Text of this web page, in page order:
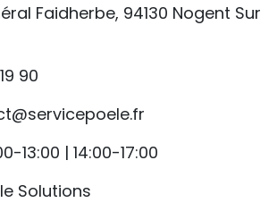
Faidherbe, 94130 Nogent Sur
90
13:00 | 14:00-17:00
Solutions